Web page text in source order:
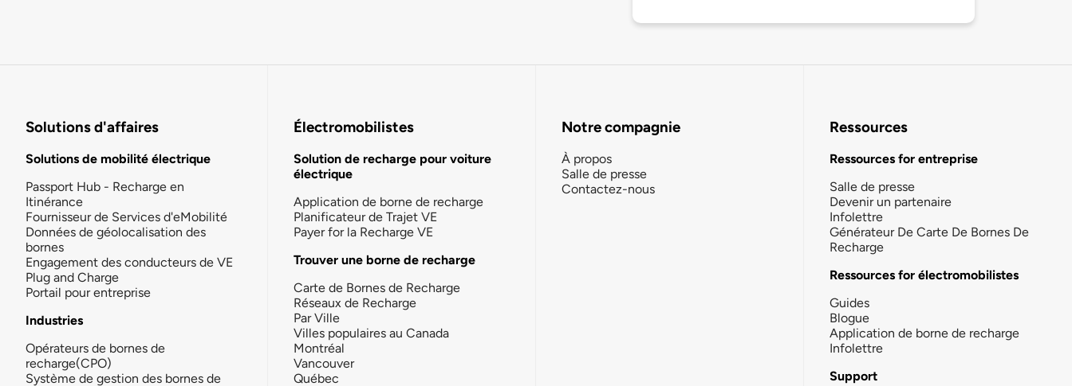
Solutions d'affaires
Solutions de mobilité électrique
Passport Hub - Recharge en
Itinérance
Fournisseur de Services d'eMobilité
Données de géolocalisation des
bornes
Engagement des conducteurs de VE
Plug and Charge
Portail pour entreprise
Industries
Opérateurs de bornes de
recharge(CPO)
Système de gestion des bornes de
Électromobilistes
Solution de recharge pour voiture
électrique
Application de borne de recharge
Planificateur de Trajet VE
Payer for la Recharge VE
Trouver une borne de recharge
Carte de Bornes de Recharge
Réseaux de Recharge
Par Ville
Villes populaires au Canada
Montréal
Vancouver
Québec
Notre compagnie
À propos
Salle de presse
Contactez-nous
Ressources
Ressources for entreprise
Salle de presse
Devenir un partenaire
Infolettre
Générateur De Carte De Bornes De
Recharge
Ressources for électromobilistes
Guides
Blogue
Application de borne de recharge
Infolettre
Support